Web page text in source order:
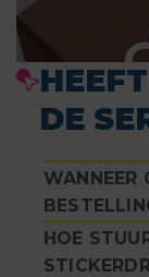
DE
WANNEER
HOE